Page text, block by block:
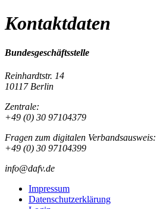
Kontaktdaten
Bundesgeschäftsstelle
Reinhardtstr. 14
10117 Berlin
Zentrale:
+49 (0) 30 97104379
Fragen zum digitalen Verbandsausweis:
+49 (0) 30 97104399
info@dafv.de
Impressum
Datenschutzerklärung